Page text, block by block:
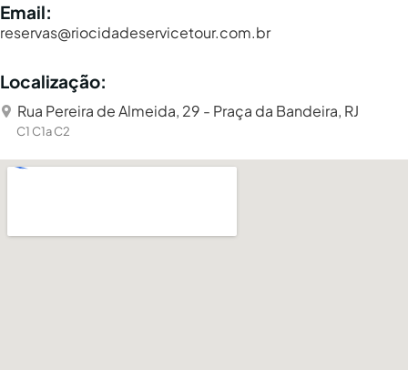
Email:
reservas@riocidadeservicetour.com.br
Localização:
Rua Pereira de Almeida, 29 - Praça da Bandeira, RJ
C1 C1a C2